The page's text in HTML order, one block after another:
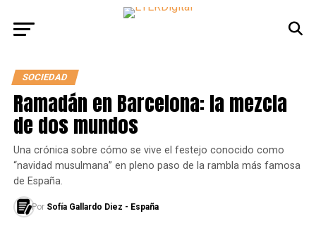
SOCIEDAD
Ramadán en Barcelona: la mezcla
de dos mundos
Una crónica sobre cómo se vive el festejo conocido como
“navidad musulmana” en pleno paso de la rambla más famosa
de España.
Por Sofía Gallardo Diez - España